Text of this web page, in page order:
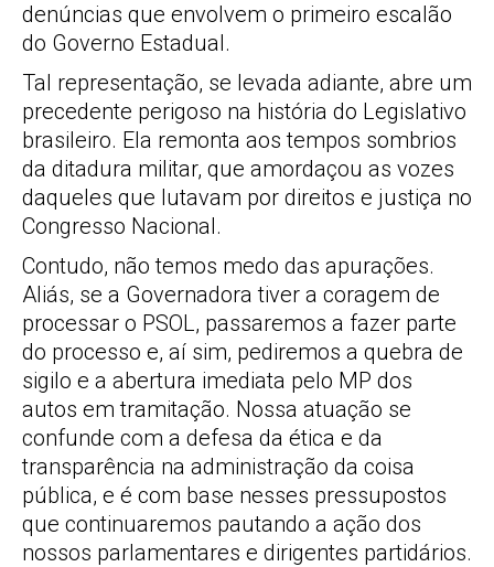
denúncias que envolvem o primeiro escalão
do Governo Estadual.
Tal representação, se levada adiante, abre um
precedente perigoso na história do Legislativo
brasileiro. Ela remonta aos tempos sombrios
da ditadura militar, que amordaçou as vozes
daqueles que lutavam por direitos e justiça no
Congresso Nacional.
Contudo, não temos medo das apurações.
Aliás, se a Governadora tiver a coragem de
processar o PSOL, passaremos a fazer parte
do processo e, aí sim, pediremos a quebra de
sigilo e a abertura imediata pelo MP dos
autos em tramitação. Nossa atuação se
confunde com a defesa da ética e da
transparência na administração da coisa
pública, e é com base nesses pressupostos
que continuaremos pautando a ação dos
nossos parlamentares e dirigentes partidários.